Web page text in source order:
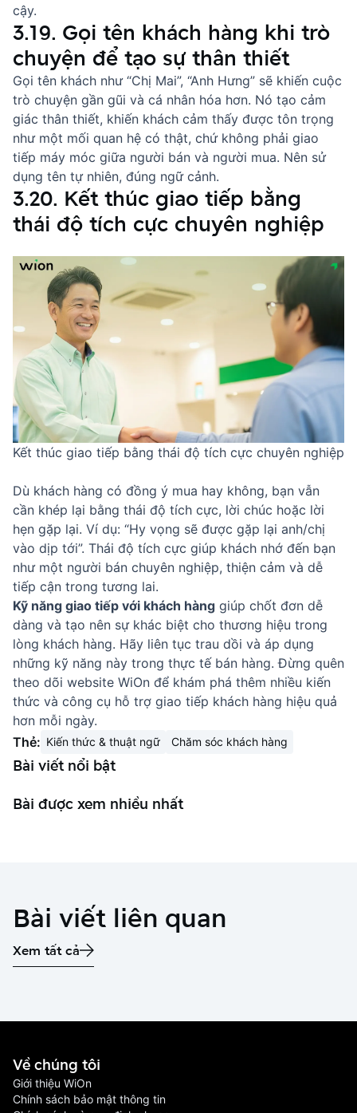
cậy.
3.19. Gọi tên khách hàng khi trò
chuyện để tạo sự thân thiết
Gọi tên khách như “Chị Mai”, “Anh Hưng” sẽ khiến cuộc
trò chuyện gần gũi và cá nhân hóa hơn. Nó tạo cảm
giác thân thiết, khiến khách cảm thấy được tôn trọng
như một mối quan hệ có thật, chứ không phải giao
tiếp máy móc giữa người bán và người mua. Nên sử
dụng tên tự nhiên, đúng ngữ cảnh.
3.20. Kết thúc giao tiếp bằng
thái độ tích cực chuyên nghiệp
Kết thúc giao tiếp bằng thái độ tích cực chuyên nghiệp
Dù khách hàng có đồng ý mua hay không, bạn vẫn
cần khép lại bằng thái độ tích cực, lời chúc hoặc lời
hẹn gặp lại. Ví dụ: “Hy vọng sẽ được gặp lại anh/chị
vào dịp tới”. Thái độ tích cực giúp khách nhớ đến bạn
như một người bán chuyên nghiệp, thiện cảm và dễ
tiếp cận trong tương lai.
Kỹ năng giao tiếp với khách hàng giúp chốt đơn dễ
dàng và tạo nên sự khác biệt cho thương hiệu trong
lòng khách hàng. Hãy liên tục trau dồi và áp dụng
những kỹ năng này trong thực tế bán hàng. Đừng quên
theo dõi website WiOn để khám phá thêm nhiều kiến
thức và công cụ hỗ trợ giao tiếp khách hàng hiệu quả
hơn mỗi ngày.
Thẻ: Kiến thức & thuật ngữ Chăm sóc khách hàng
Bài viết nổi bật
Bài được xem nhiều nhất
Bài viết liên quan
Xem tất cả
Về chúng tôi
Giới thiệu WiOn
Chính sách bảo mật thông tin